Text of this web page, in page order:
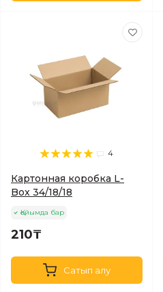
4
Картонная коробка L-
Box 34/18/18
Қойымда бар
210₸
Сатып алу